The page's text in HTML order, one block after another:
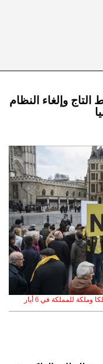
وإلغاء النظام
للمملكة في 6 أيار